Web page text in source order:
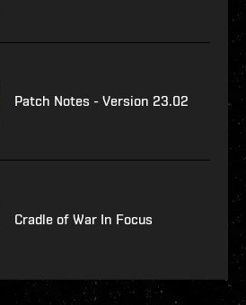
Patch Notes - Version 23.02
Cradle of War In Focus